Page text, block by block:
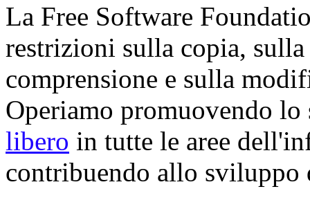
La Free Software
restrizioni sulla copia,
comprensione e sulla
Operiamo promuovendo
libero in tutte le aree
contribuendo allo